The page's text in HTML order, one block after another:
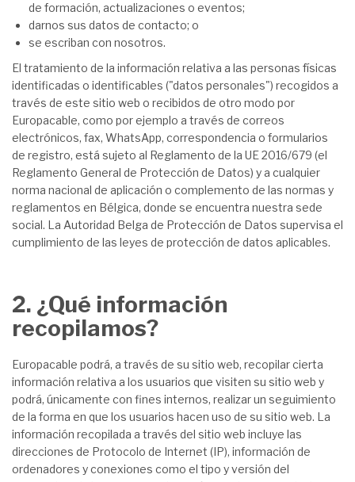
de formación, actualizaciones o eventos;
darnos sus datos de contacto; o
se escriban con nosotros.
El tratamiento de la información relativa a las personas físicas
identificadas o identificables ("datos personales") recogidos a
través de este sitio web o recibidos de otro modo por
Europacable, como por ejemplo a través de correos
electrónicos, fax, WhatsApp, correspondencia o formularios
de registro, está sujeto al Reglamento de la UE 2016/679 (el
Reglamento General de Protección de Datos) y a cualquier
norma nacional de aplicación o complemento de las normas y
reglamentos en Bélgica, donde se encuentra nuestra sede
social. La Autoridad Belga de Protección de Datos supervisa el
cumplimiento de las leyes de protección de datos aplicables.
2. ¿Qué información
recopilamos?
Europacable podrá, a través de su sitio web, recopilar cierta
información relativa a los usuarios que visiten su sitio web y
podrá, únicamente con fines internos, realizar un seguimiento
de la forma en que los usuarios hacen uso de su sitio web. La
información recopilada a través del sitio web incluye las
direcciones de Protocolo de Internet (IP), información de
ordenadores y conexiones como el tipo y versión del